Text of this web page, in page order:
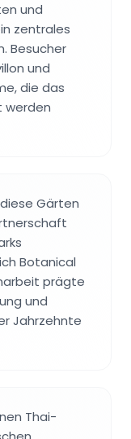
und
zentrales
Besucher
und
die das
werden
Gärten
Botanical
prägte
und
Jahrzehnte
Thai-